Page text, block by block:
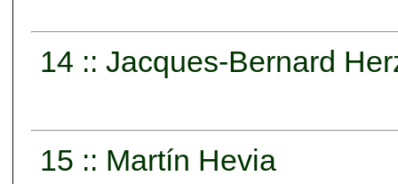
14 :: Jacques-Bernard
15 :: Martín Hevia